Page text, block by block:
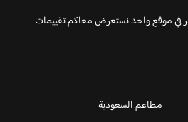
في موقع واحد نستعرض معاكم تقييمات
مطاعم السعودية